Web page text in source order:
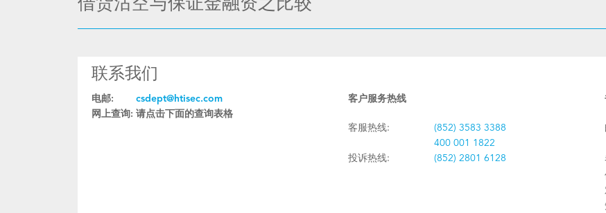
借货沽空与保证金融资之比较
联系我们
电邮:
csdept@htisec.com
网上查询: 请点击下面的查询表格
客户服务热线
客服热线:
(852) 3583 3388
400 001 1822
投诉热线:
(852) 2801 6128